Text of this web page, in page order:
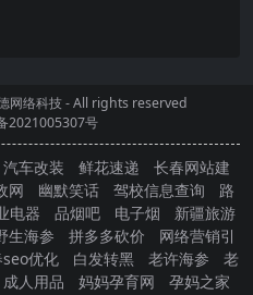
网络科技- All rights reserved
2021005307号
汽车改装 鲜花速递
长春网站建
网 幽默笑话 驾校信息查询
路
电器 品烟吧 电子烟
新疆旅游
生海参 拼多多砍价
网络营销引
优化 白发转黑 老许海参
老
成人用品 妈妈孕育网
孕妈之家